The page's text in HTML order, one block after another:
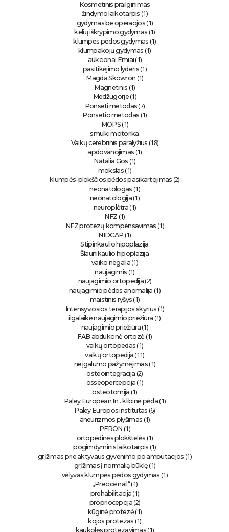
Kosmetinis prailginimas
žindymo laikotarpis (1)
gydymas be operacijos (1)
kelių iškrypimo gydymas (1)
klumpės pėdos gydymas (1)
klumpakojų gydymas (1)
aukcionai Emiai (1)
pasitikėjimo lyderis(1)
Magda Skowron (1)
Magnetinis (1)
Medžugorje(1)
Ponseti metodas (7)
Ponsetio metodas (1)
MOPS (1)
smulki motorika
Vaikų cerebrinis paralyžius (18)
apdovanojimas (1)
Natalia Gos (1)
mokslas(1)
klumpės-plokščios pėdos pasikartojimas (2)
neonatologas (1)
neonatologija(1)
neuroplėtra (1)
NFZ (1)
NFZ protezų kompensavimas (1)
NIDCAP (1)
Stipinkaulio hipoplazija
Šlaunikaulio hipoplazija
vaiko negalia(1)
naujagimis (1)
naujagimio ortopedija (2)
naujagimio pėdos anomalija (1)
maistinis ryšys (1)
Intensyviosios terapijos skyrius (1)
ilgalaikė naujagimio priežiūra (1)
naujagimio priežiūra(1)
FAB abdukcinė ortozė(1)
vaikų ortopedas (1)
vaikų ortopedija (11)
neįgalumo pažymėjimas (1)
osteointegracija (2)
osseopercepcija (1)
osteotomija (1)
Paley European In…klibinė pėda(1)
Paley Europos institutas (6)
aneurizmos plyšimas (1)
PFRON (1)
ortopedinės plokštelės (1)
pogimdyminis laikotarpis (1)
grįžimas prie aktyvaus gyvenimo po amputacijos (1)
grįžimas į normalią būklę(1)
vėlyvas klumpės pėdos gydymas (1)
„Precice nail“(1)
prehabilitacija (1)
propriocepcija (2)
kūginė protezė(1)
kojos protezas (1)
kaukolės protezavimas (1)